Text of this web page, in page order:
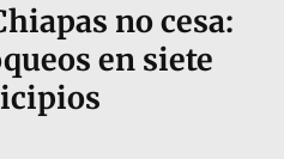
no cesa:
en siete